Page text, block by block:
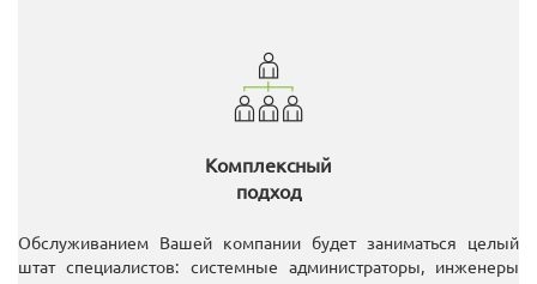
Комплексный
подход
Обслуживанием Вашей компании будет заниматься целый
штат специалистов: системные администраторы, инженеры